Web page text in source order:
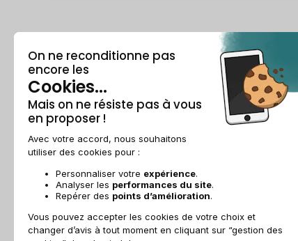
Qui est Recommerce® ?
Offre étudiante
Parrainage
Recommerce group
Recrutement
Le
Comment
Le Guide